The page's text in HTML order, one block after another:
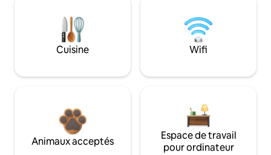
Cuisine Wifi
Animaux acceptés
Espace de travail
pour ordinateur